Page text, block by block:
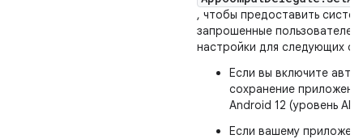
, чтобы предоставить
запрошенные пользователем
настройки для следующих
Если вы включите
сохранение
Android 12 (уровень API
Если вашему